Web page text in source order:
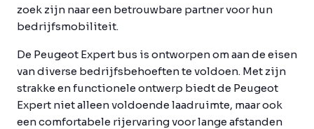
zoek zijn naar een betrouwbare partner voor hun
bedrijfsmobiliteit.
De Peugeot Expert bus is ontworpen om aan de eisen
van diverse bedrijfsbehoeften te voldoen. Met zijn
strakke en functionele ontwerp biedt de Peugeot
Expert niet alleen voldoende laadruimte, maar ook
een comfortabele rijervaring voor lange afstanden